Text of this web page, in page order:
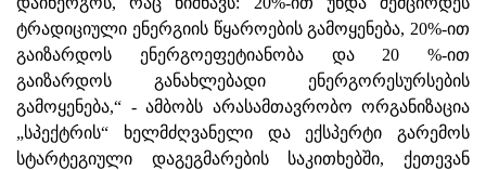
ტრადიციული ენერგიის წყაროების გამოყენება, 20%-ით
გაიზარდოს ენერგოეფეტიანობა და 20 %-ით
გაიზარდოს განახლებადი ენერგორესურსების
გამოყენება,“ - ამბობს არასამთავრობო ორგანიზაცია
„სპექტრის“ ხელმძღვანელი და ექსპერტი გარემოს
სტარტეგიული დაგეგმარების საკითხებში, ქეთევან